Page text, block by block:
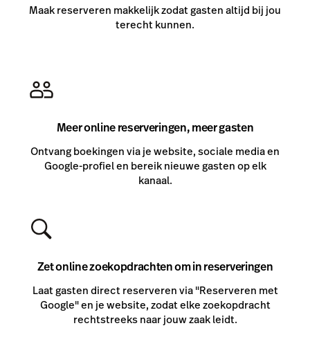
Maak reserveren makkelijk zodat gasten altijd bij jou
terecht kunnen.
Meer online reserveringen, meer gasten
Ontvang boekingen via je website, sociale media en
Google-profiel en bereik nieuwe gasten op elk
kanaal.
Zet online zoekopdrachten om in reserveringen
Laat gasten direct reserveren via "Reserveren met
Google" en je website, zodat elke zoekopdracht
rechtstreeks naar jouw zaak leidt.